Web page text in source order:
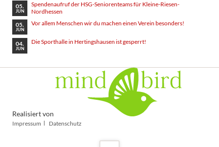
05.
JUN
Spendenaufruf der HSG-Seniorenteams für Kleine-Riesen-
Nordhessen
05.
JUN
Vor allem Menschen wir du machen einen Verein besonders!
04.
JUN
Die Sporthalle in Hertingshausen ist gesperrt!
Realisiert von
Navigation
Impressum Datenschutz